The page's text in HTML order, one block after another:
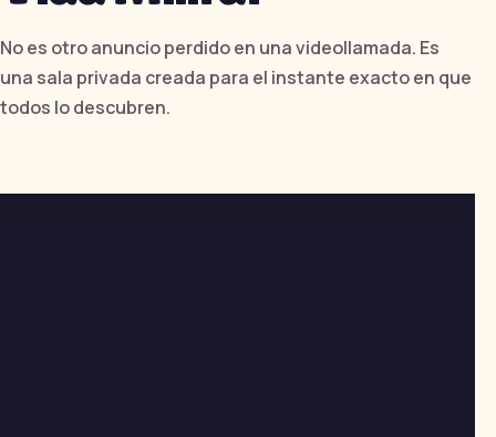
No es otro anuncio perdido en una videollamada. Es
una sala privada creada para el instante exacto en que
todos lo descubren.